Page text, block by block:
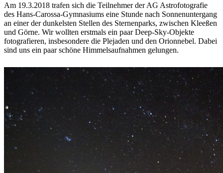
Am 19.3.2018 trafen sich die Teilnehmer der AG Astrofotografie
des Hans-Carossa-Gymnasiums eine Stunde nach Sonnenuntergang
an einer der dunkelsten Stellen des Sternenparks, zwischen Kleeßen
und Görne. Wir wollten erstmals ein paar Deep-Sky-Objekte
fotografieren, insbesondere die Plejaden und den Orionnebel. Dabei
sind uns ein paar schöne Himmelsaufnahmen gelungen.